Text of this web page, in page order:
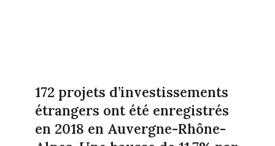
172 projets d’investissements
étrangers ont été enregistrés
en 2018 en Auvergne-Rhône-